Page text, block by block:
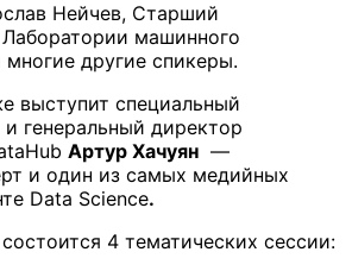
Нейчев, Старший
Лаборатории машинного
многие другие спикеры.
выступит специальный
и генеральный директор
Артур Хачуян —
и один из самых медийных
Data Science.
4 тематических сессии: